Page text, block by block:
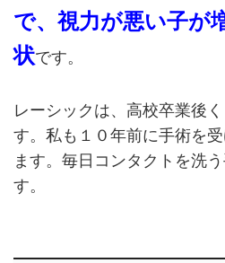
で、視力が悪い子が
状です。
レーシックは、高校卒業後
す。私も１０年前に手術を
ます。毎日コンタクトを洗
す。